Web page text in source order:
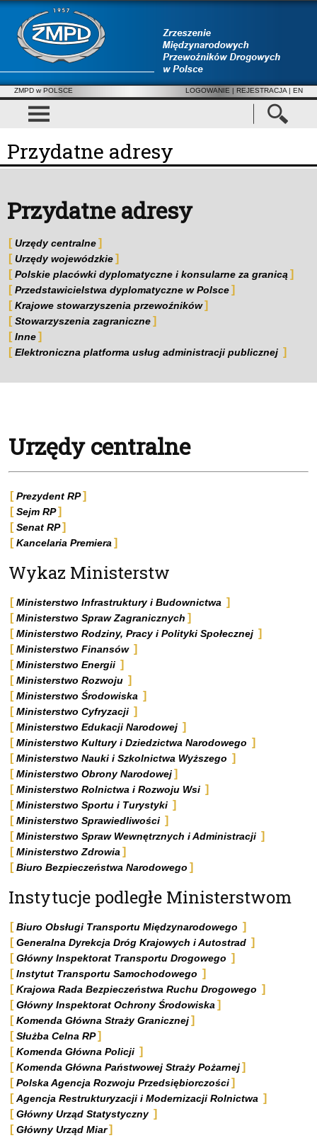
ZMPD w POLSCE LOGOWANIE | REJESTRACJA | EN
Przydatne adresy
Przydatne adresy
Urzędy centralne
Urzędy wojewódzkie
Polskie placówki dyplomatyczne i konsularne za granicą
Przedstawicielstwa dyplomatyczne w Polsce
Krajowe stowarzyszenia przewoźników
Stowarzyszenia zagraniczne
Inne
Elektroniczna platforma usług administracji publicznej
Urzędy centralne
Prezydent RP
Sejm RP
Senat RP
Kancelaria Premiera
Wykaz Ministerstw
Ministerstwo Infrastruktury i Budownictwa
Ministerstwo Spraw Zagranicznych
Ministerstwo Rodziny, Pracy i Polityki Społecznej
Ministerstwo Finansów
Ministerstwo Energii
Ministerstwo Rozwoju
Ministerstwo Środowiska
Ministerstwo Cyfryzacji
Ministerstwo Edukacji Narodowej
Ministerstwo Kultury i Dziedzictwa Narodowego
Ministerstwo Nauki i Szkolnictwa Wyższego
Ministerstwo Obrony Narodowej
Ministerstwo Rolnictwa i Rozwoju Wsi
Ministerstwo Sportu i Turystyki
Ministerstwo Sprawiedliwości
Ministerstwo Spraw Wewnętrznych i Administracji
Ministerstwo Zdrowia
Biuro Bezpieczeństwa Narodowego
Instytucje podległe Ministerstwom
Biuro Obsługi Transportu Międzynarodowego
Generalna Dyrekcja Dróg Krajowych i Autostrad
Główny Inspektorat Transportu Drogowego
Instytut Transportu Samochodowego
Krajowa Rada Bezpieczeństwa Ruchu Drogowego
Główny Inspektorat Ochrony Środowiska
Komenda Główna Straży Granicznej
Służba Celna RP
Komenda Główna Policji
Komenda Główna Państwowej Straży Pożarnej
Polska Agencja Rozwoju Przedsiębiorczości
Agencja Restrukturyzacji i Modernizacji Rolnictwa
Główny Urząd Statystyczny
Główny Urząd Miar